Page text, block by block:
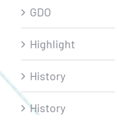
GDO
Highlight
History
History